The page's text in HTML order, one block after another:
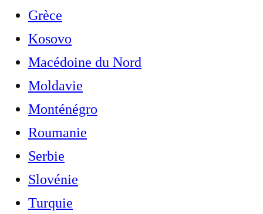
Grèce
Kosovo
Macédoine du Nord
Moldavie
Monténégro
Roumanie
Serbie
Slovénie
Turquie